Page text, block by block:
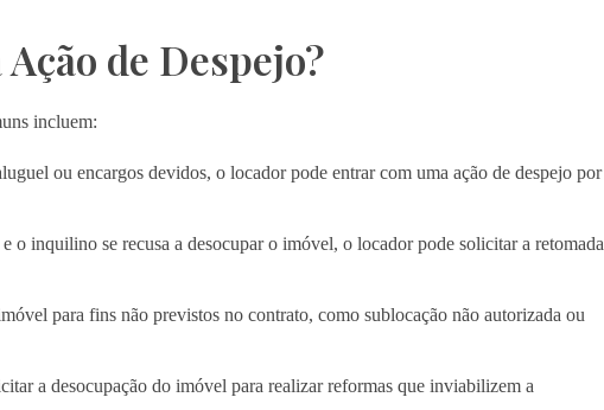
de Despejo?
incluem:
ou encargos devidos, o locador pode entrar com uma ação de despejo por
inquilino se recusa a desocupar o imóvel, o locador pode solicitar a retomada
para fins não previstos no contrato, como sublocação não autorizada ou
a desocupação do imóvel para realizar reformas que inviabilizem a